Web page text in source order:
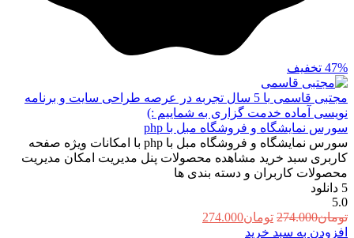
47% تخفیف
مجتبی قاسمی
با 5 سال تجربه در عرصه طراحی سایت و برنامه
نویسی آماده خدمت گزاری به شماییم :)
سورس نمایشگاه و فروشگاه مبل با php
سورس نمایشگاه و فروشگاه مبل با php با امکانات ویژه صفحه
کاربری سبد خرید مشاهده محصولات پنل مدیریت امکان مدیریت
محصولات کاربران و دسته بندی ها
5 دانلود
5.0
تومان274.000 قیمت
اصلی:
تومان274.000
افزودن به سبد خرید